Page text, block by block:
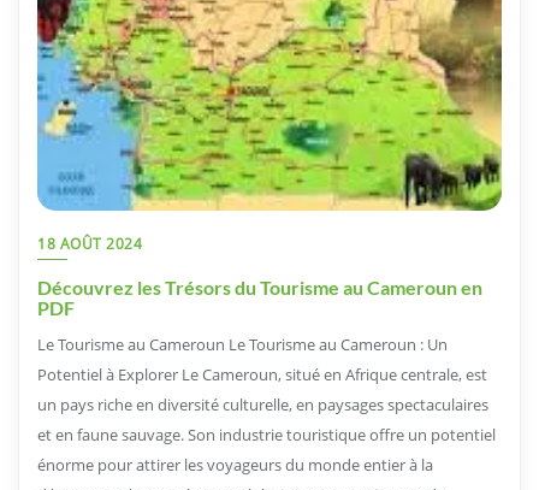
18 AOÛT 2024
Découvrez les Trésors du Tourisme au Cameroun en
PDF
Le Tourisme au Cameroun Le Tourisme au Cameroun : Un
Potentiel à Explorer Le Cameroun, situé en Afrique centrale, est
un pays riche en diversité culturelle, en paysages spectaculaires
et en faune sauvage. Son industrie touristique offre un potentiel
énorme pour attirer les voyageurs du monde entier à la